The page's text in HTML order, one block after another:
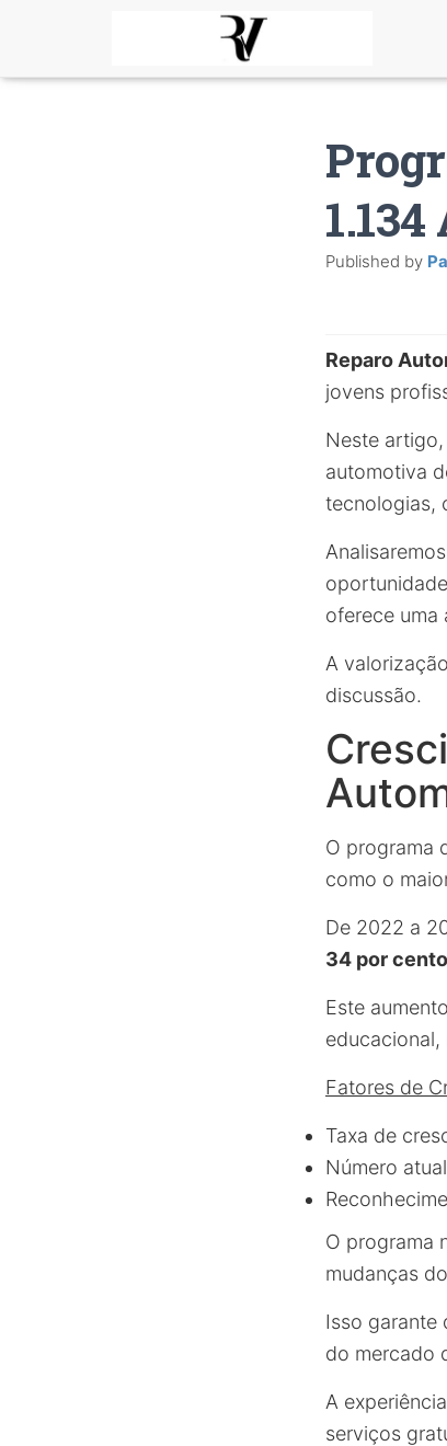
Published by
Reparo
jovens
Neste
automotiva
tecnologias,
oferece uma
A
discussão.
O programa
como o
De 2022 a
34 por cento
Este
educacional,
Fatores de
Taxa de
Número
O programa
mudanças
Isso garante
do mercado
A
serviços